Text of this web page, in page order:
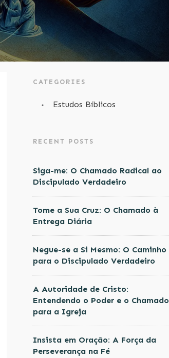
CATEGORIES
Estudos Bíblicos
RECENT POSTS
Siga-me: O Chamado Radical ao
Discipulado Verdadeiro
Tome a Sua Cruz: O Chamado à
Entrega Diária
Negue-se a Si Mesmo: O Caminho
para o Discipulado Verdadeiro
A Autoridade de Cristo:
Entendendo o Poder e o Chamado
para a Igreja
Insista em Oração: A Força da
Perseverança na Fé